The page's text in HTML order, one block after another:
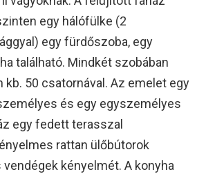
egy hálófülke (2
egy fürdőszoba, egy
található. Mindkét szobában
kb. 50 csatornával. Az emelet egy
és egy egyszemélyes
egy fedett terasszal
rattan ülőbútorok
kényelmét. A konyha